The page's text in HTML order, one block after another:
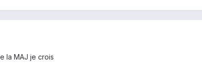
la MAJ je crois